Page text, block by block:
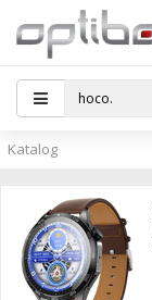
pribor
i pribor
svetla
- Analogija
- IP
Katalog